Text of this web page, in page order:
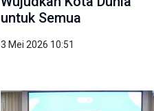
untuk Semua
3 Mei 2026 10:51